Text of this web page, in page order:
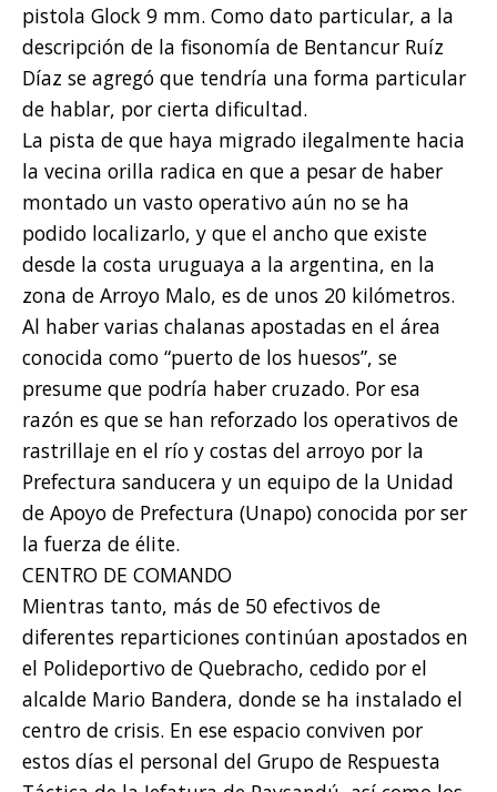
pistola Glock 9 mm. Como dato particular, a la
descripción de la fisonomía de Bentancur Ruíz
Díaz se agregó que tendría una forma particular
de hablar, por cierta dificultad.
La pista de que haya migrado ilegalmente hacia
la vecina orilla radica en que a pesar de haber
montado un vasto operativo aún no se ha
podido localizarlo, y que el ancho que existe
desde la costa uruguaya a la argentina, en la
zona de Arroyo Malo, es de unos 20 kilómetros.
Al haber varias chalanas apostadas en el área
conocida como “puerto de los huesos”, se
presume que podría haber cruzado. Por esa
razón es que se han reforzado los operativos de
rastrillaje en el río y costas del arroyo por la
Prefectura sanducera y un equipo de la Unidad
de Apoyo de Prefectura (Unapo) conocida por ser
la fuerza de élite.
CENTRO DE COMANDO
Mientras tanto, más de 50 efectivos de
diferentes reparticiones continúan apostados en
el Polideportivo de Quebracho, cedido por el
alcalde Mario Bandera, donde se ha instalado el
centro de crisis. En ese espacio conviven por
estos días el personal del Grupo de Respuesta